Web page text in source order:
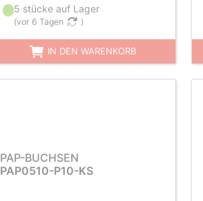
5 stücke auf Lager
(vor 6 Tagen )
IN DEN WARENKORB
PAP-BUCHSEN
PAP0510-P10-KS